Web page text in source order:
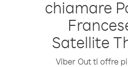
chiamare
Satellite
Viber Out ti offre